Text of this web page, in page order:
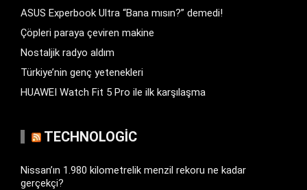
ASUS Experbook Ultra “Bana mısın?” demedi!
Çöpleri paraya çeviren makine
Nostaljik radyo aldım
Türkiye’nin genç yetenekleri
HUAWEI Watch Fit 5 Pro ile ilk karşılaşma
TECHNOLOGIC
Nissan’ın 1.980 kilometrelik menzil rekoru ne kadar
gerçekçi?